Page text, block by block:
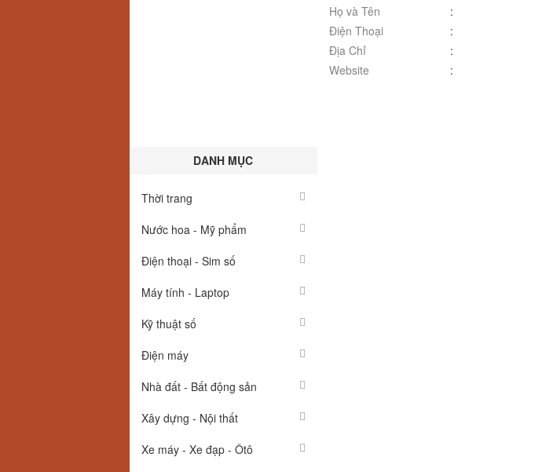
DANH MỤC
Thời trang
Nước hoa - Mỹ phẩm
Điện thoại - Sim số
Máy tính - Laptop
Kỹ thuật số
Điện máy
Nhà đất - Bất động sản
Xây dựng - Nội thất
Xe máy - Xe đạp - Ôtô
Họ và Tên
:
Điện Thoại
:
Địa Chỉ
:
Website
: